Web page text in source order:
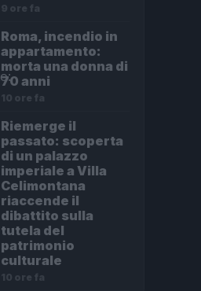
9 ore fa
Roma, incendio in
appartamento:
morta una donna di
70 anni
10 ore fa
Riemerge il
passato: scoperta
di un palazzo
imperiale a Villa
Celimontana
riaccende il
dibattito sulla
tutela del
patrimonio
culturale
10 ore fa